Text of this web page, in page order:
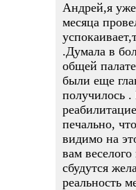
Андрей,я
месяца
.Думала в
общей
были еще
получилось
печально,
видимо на
вам
сбудутся
реальность